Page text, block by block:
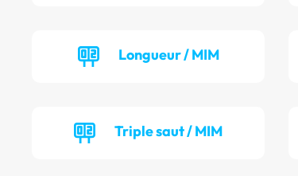
Longueur / MIM
Triple saut / MIM